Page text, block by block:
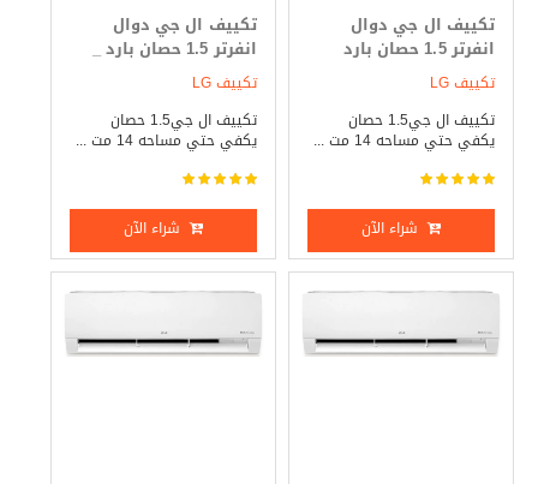
تكييف ال جي دوال
انفرتر 1.5 حصان بارد
فقط
تكييف LG
تكييف ال جي1.5 حصان
يكفي حتي مساحه 14 مت ...
شراء الآن
تكييف ال جي دوال
انفرتر 1.5 حصان بارد _
ساخن
تكييف LG
تكييف ال جي1.5 حصان
يكفي حتي مساحه 14 مت ...
شراء الآن